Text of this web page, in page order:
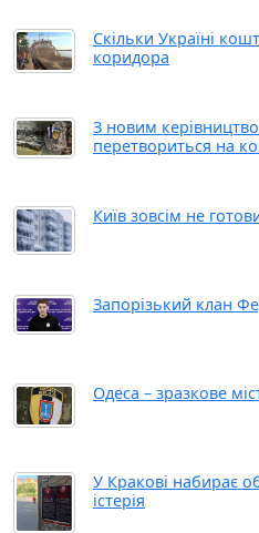
Скільки Україні
коридора
З новим
перетвориться на
Київ зовсім не
Запорізький клан
Одеса – зразкове
У Кракові набирає
істерія